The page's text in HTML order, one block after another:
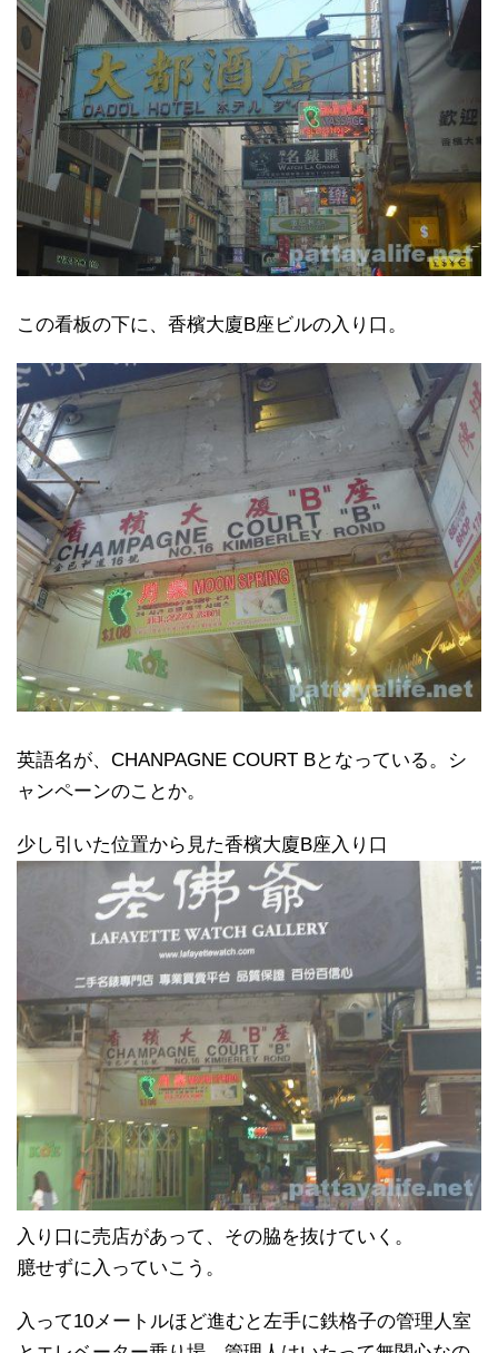
この看板の下に、香檳大廈B座ビルの入り口。
英語名が、CHANPAGNE COURT Bとなっている。シ
ャンペーンのことか。
少し引いた位置から見た香檳大廈B座入り口
入り口に売店があって、その脇を抜けていく。
臆せずに入っていこう。
入って10メートルほど進むと左手に鉄格子の管理人室